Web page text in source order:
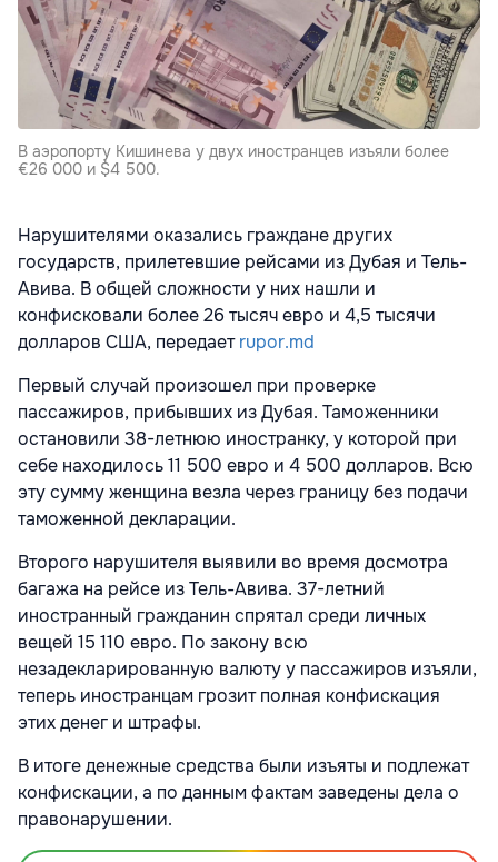
В аэропорту Кишинева у двух иностранцев изъяли более
€26 000 и $4 500.
Нарушителями оказались граждане других
государств, прилетевшие рейсами из Дубая и Тель-
Авива. В общей сложности у них нашли и
конфисковали более 26 тысяч евро и 4,5 тысячи
долларов США, передаетrupor.md
Первый случай произошел при проверке
пассажиров, прибывших из Дубая. Таможенники
остановили 38-летнюю иностранку, у которой при
себе находилось 11 500 евро и 4 500 долларов. Всю
эту сумму женщина везла через границу без подачи
таможенной декларации.
Второго нарушителя выявили во время досмотра
багажа на рейсе из Тель-Авива. 37-летний
иностранный гражданин спрятал среди личных
вещей 15 110 евро. По закону всю
незадекларированную валюту у пассажиров изъяли,
теперь иностранцам грозит полная конфискация
этих денег и штрафы.
В итоге денежные средства были изъяты и подлежат
конфискации, а по данным фактам заведены дела о
правонарушении.